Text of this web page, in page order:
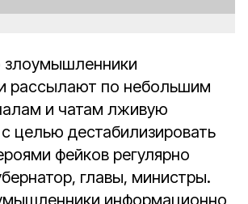
злоумышленники
рассылают по небольшим
и чатам лживую
целью дестабилизировать
фейков регулярно
главы, министры.
информационно